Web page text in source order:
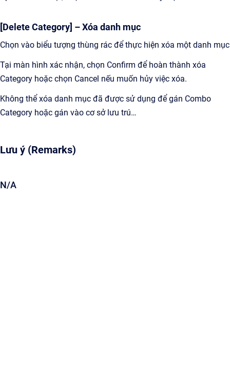
[Delete Category] – Xóa danh mục
Chọn vào biểu tượng thùng rác để thực hiện xóa một danh mục
Tại màn hình xác nhận, chọn Confirm để hoàn thành xóa
Category hoặc chọn Cancel nếu muốn hủy việc xóa.
Không thể xóa danh mục đã được sử dụng để gán Combo
Category hoặc gán vào cơ sở lưu trú…
Lưu ý (Remarks)
N/A